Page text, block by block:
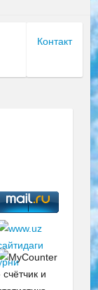
Контакт